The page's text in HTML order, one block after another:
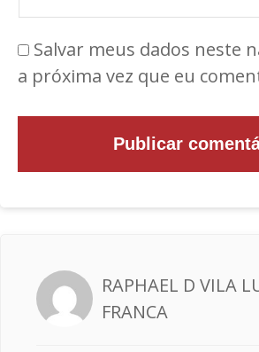
Salvar meus dados neste
a próxima vez que eu
RAPHAEL D VILA
FRANCA